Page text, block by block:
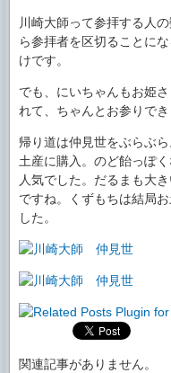
川崎大師って参拝する人
ら参拝者を区切ることに
けです。
でも、にいちゃんもお姫
れて、ちゃんとお参りでき
帰り道は仲見世をぶらぶ
土産に購入。のど飴っぽ
人気でした。だるまも大
ですね。くずもちは結局
した。
関連記事がありません。